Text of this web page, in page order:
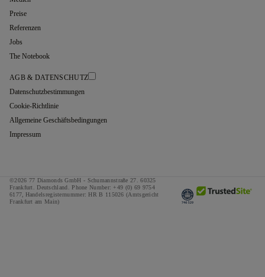
Preise
Referenzen
Jobs
The Notebook
AGB & DATENSCHUTZ
Datenschutzbestimmungen
Cookie-Richtlinie
Allgemeine Geschäftsbedingungen
Impressum
©2026 77 Diamonds GmbH - Schumannstraße 27. 60325
Frankfurt. Deutschland. Phone Number: +49 (0) 69 9754
6177, Handelsregisternummer: HR B 115026 (Amtsgericht
Frankfurt am Main)